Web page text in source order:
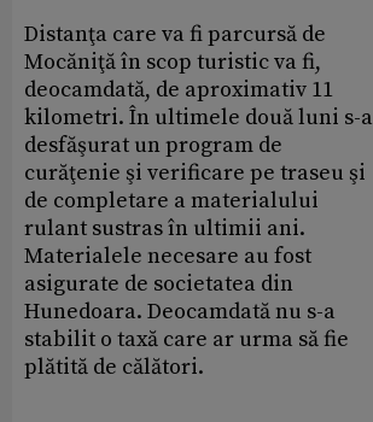
Distanţa care va fi parcursă de
Mocăniţă în scop turistic va fi,
deocamdată, de aproximativ 11
kilometri. În ultimele două luni s-a
desfăşurat un program de
curăţenie şi verificare pe traseu şi
de completare a materialului
rulant sustras în ultimii ani.
Materialele necesare au fost
asigurate de societatea din
Hunedoara. Deocamdată nu s-a
stabilit o taxă care ar urma să fie
plătită de călători.